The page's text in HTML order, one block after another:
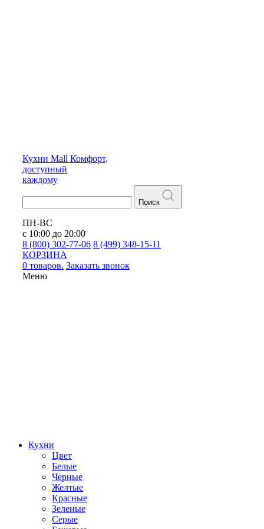
Кухни Mall Комфорт,
доступный
каждому
Поиск
ПН-ВС
с 10:00 до 20:00
8 (800) 302-77-06 8 (499) 348-15-11
КОРЗИНА
0 товаров. Заказать звонок
Меню
Кухни
Цвет
Белые
Черные
Желтые
Красные
Зеленые
Серые